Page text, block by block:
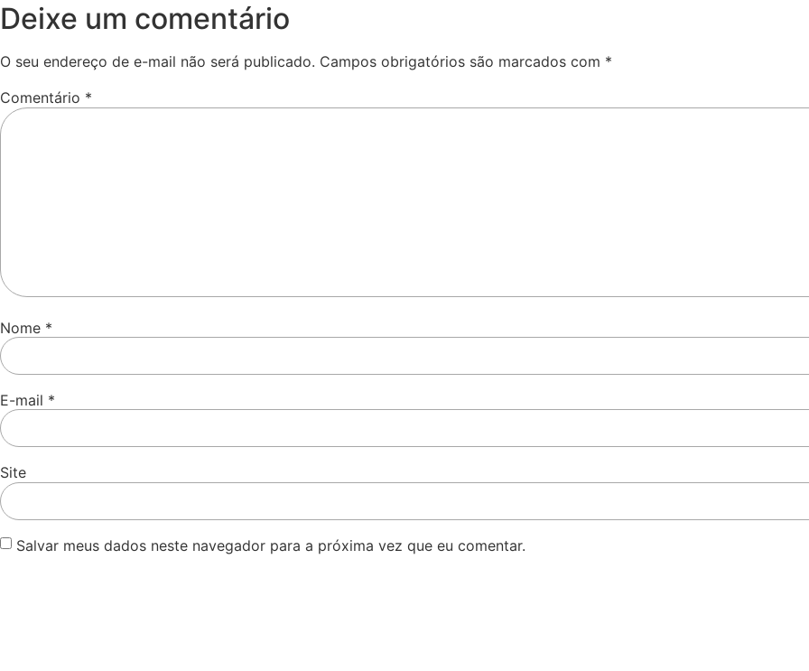
Deixe um comentário
O seu endereço de e-mail não será publicado. Campos obrigatórios são marcados com *
Comentário *
Nome *
E-mail *
Site
Salvar meus dados neste navegador para a próxima vez que eu comentar.